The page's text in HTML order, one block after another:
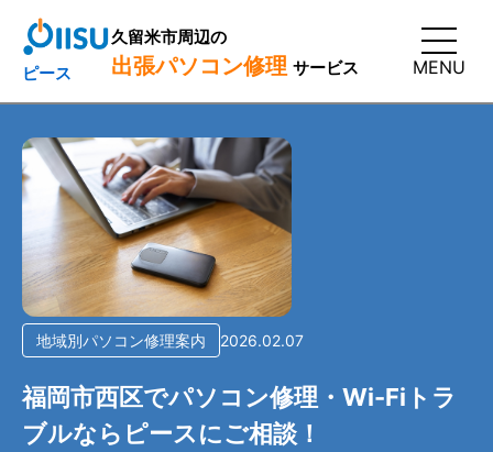
ピース
久留米市周辺の
出張パソコン修理 サービス MENU
地域別パソコン修理案内 2026.02.07
福岡市西区でパソコン修理・Wi-Fiトラ
ブルならピースにご相談！